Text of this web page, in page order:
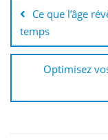
l’article
Ce que l’âge
temps
Optimisez